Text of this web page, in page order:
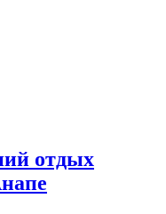
отдых